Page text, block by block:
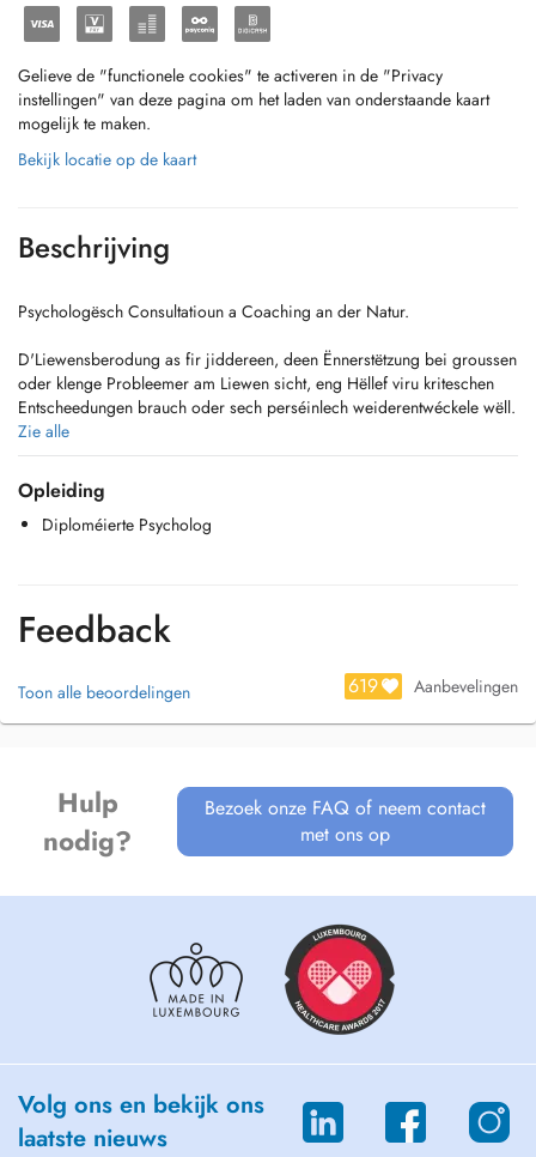
Gelieve de "functionele cookies" te activeren in de "Privacy
instellingen" van deze pagina om het laden van onderstaande kaart
mogelijk te maken.
Bekijk locatie op de kaart
Beschrijving
Psychologësch Consultatioun a Coaching an der Natur.
D'Liewensberodung as fir jiddereen, deen Ënnerstëtzung bei groussen
oder klenge Probleemer am Liewen sicht, eng Hëllef viru kriteschen
Entscheedungen brauch oder sech perséinlech weiderentwéckele wëll.
- Identitéitsprobleemer: Seng Perséinlechkeetsstruktur erkennen a
verstoen
- Emotional Kompetenzen: Seng Emotiounen definéieren a reguléieren
- Problemer an der Famill/Koppel: Systemesch Analyse
- Entspanungstechniken / Mindfulness: Seng Mëtt an ënnerlech Rou
fannen
- Héichbegabung an Héichsensibilitéit: De richtegen Ëmgang mat
sengem Ëmfeld a Gefillsliewe fannen
- IQ Tester fir Kanner an Erwuessener
Zie alle
Opleiding
Diploméierte Psycholog
Feedback
Toon alle beoordelingen 619 Aanbevelingen
Hulp
nodig?
Bezoek onze FAQ of neem contact
met ons op
Volg ons en bekijk ons
laatste nieuws